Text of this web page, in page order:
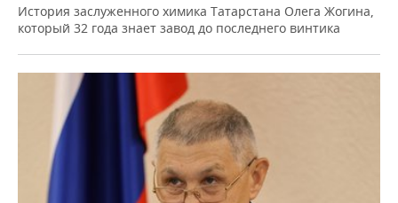
История заслуженного химика Татарстана Олега Жогина,
который 32 года знает завод до последнего винтика